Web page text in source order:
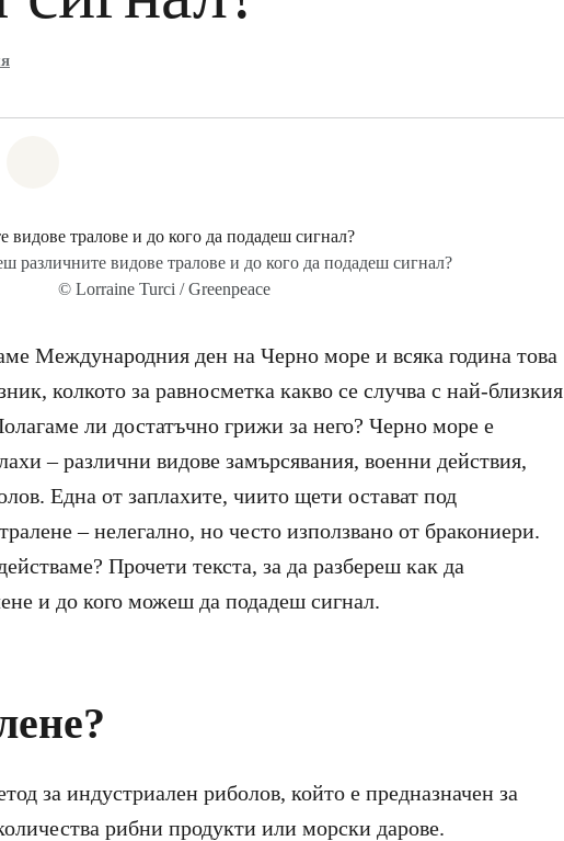
различните видове тралове и до кого да подадеш сигнал?
© Lorraine Turci / Greenpeace
Международния ден на Черно море и всяка година това
колкото за равносметка какво се случва с най-близкия
ли достатъчно грижи за него? Черно море е
– различни видове замърсявания, военни действия,
Една от заплахите, чиито щети остават под
– нелегално, но често използвано от бракониери.
Прочети текста, за да разбереш как да
и до кого можеш да подадеш сигнал.
за индустриален риболов, който е предназначен за
рибни продукти или морски дарове.